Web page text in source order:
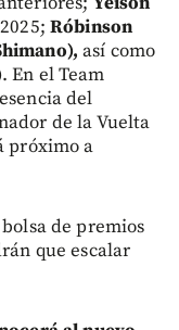
Róbinson
así como
. En el Team
del
de la Vuelta
próximo a
de premios
que escalar